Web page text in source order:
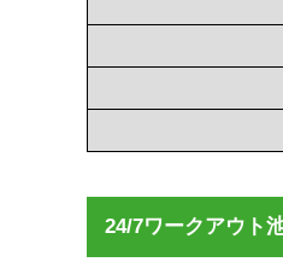
24/7ワークアウト